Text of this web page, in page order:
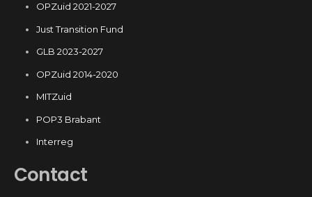
OPZuid 2021-2027
Just Transition Fund
GLB 2023-2027
OPZuid 2014-2020
MITZuid
POP3 Brabant
Interreg
Contact